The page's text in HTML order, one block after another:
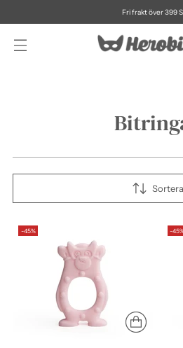
Fri frakt över 399
Sortera
-45% -